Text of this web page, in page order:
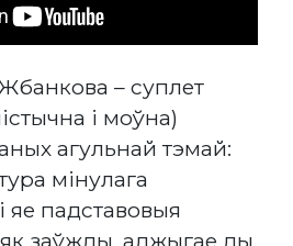
– суплет
і моўна)
агульнай тэмай:
мінулага
яе падставовыя
заўжды, аджыгае ды